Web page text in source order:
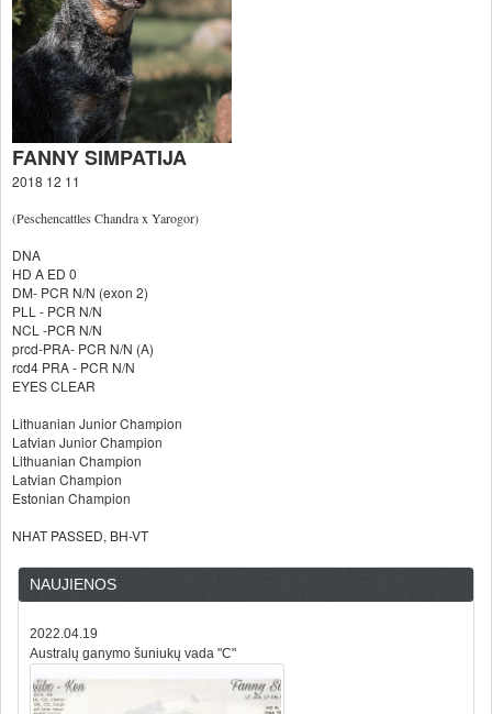
FANNY SIMPATIJA
2018 12 11
(Peschencattles Chandra x Yarogor)
DNA
HD A ED 0
DM- PCR N/N (exon 2)
PLL - PCR N/N
NCL -PCR N/N
prcd-PRA- PCR N/N (A)
rcd4 PRA - PCR N/N
EYES CLEAR
Lithuanian Junior Champion
Latvian Junior Champion
Lithuanian Champion
Latvian Champion
Estonian Champion
NHAT PASSED, BH-VT
NAUJIENOS
2022.04.19
Australų ganymo šuniukų vada "C"